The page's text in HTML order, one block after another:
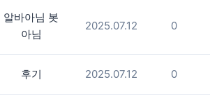
알바아님 봇
아님
2025.07.12 0
후기 2025.07.12 0